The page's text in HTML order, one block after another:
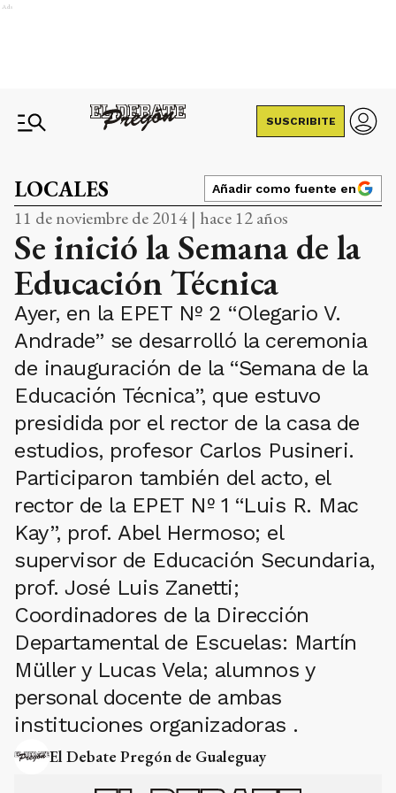
Ads
SUSCRIBITE
LOCALES Añadir como fuente en
11 de noviembre de 2014 | hace 12 años
Se inició la Semana de la
Educación Técnica
Ayer, en la EPET Nº 2 “Olegario V.
Andrade” se desarrolló la ceremonia
de inauguración de la “Semana de la
Educación Técnica”, que estuvo
presidida por el rector de la casa de
estudios, profesor Carlos Pusineri.
Participaron también del acto, el
rector de la EPET Nº 1 “Luis R. Mac
Kay”, prof. Abel Hermoso; el
supervisor de Educación Secundaria,
prof. José Luis Zanetti;
Coordinadores de la Dirección
Departamental de Escuelas: Martín
Müller y Lucas Vela; alumnos y
personal docente de ambas
instituciones organizadoras .
El Debate Pregón de Gualeguay